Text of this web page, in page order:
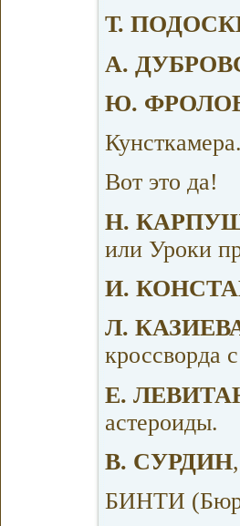
Т.
А.
Ю.
Кунсткамера.
Вот это да!
Н.
или Уроки
И.
Л.
кроссворда
Е.
астероиды.
В. СУРДИН
БИНТИ